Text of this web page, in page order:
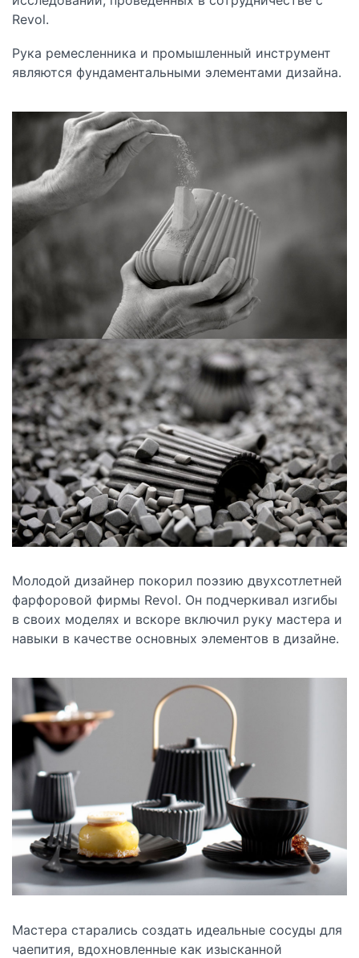
Revol.
Рука ремесленника и промышленный инструмент
являются фундаментальными элементами дизайна.
Молодой дизайнер покорил поэзию двухсотлетней
фарфоровой фирмы Revol. Он подчеркивал изгибы
в своих моделях и вскоре включил руку мастера и
навыки в качестве основных элементов в дизайне.
Мастера старались создать идеальные сосуды для
чаепития, вдохновленные как изысканной